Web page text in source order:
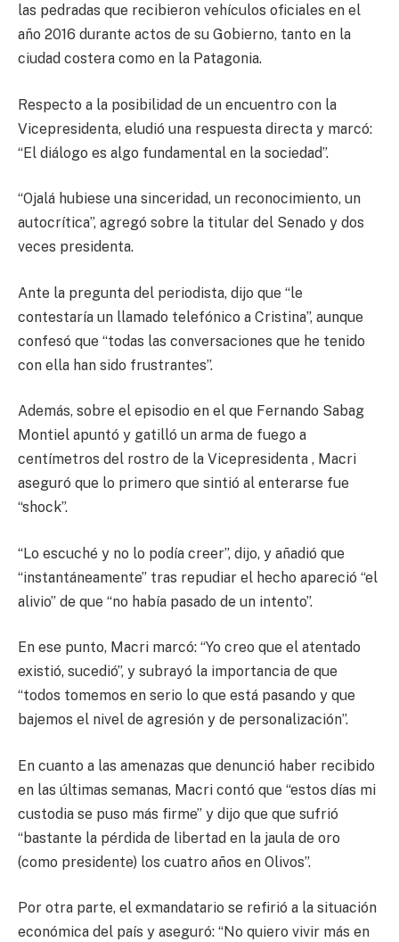
las pedradas que recibieron vehículos oficiales en el
año 2016 durante actos de su Gobierno, tanto en la
ciudad costera como en la Patagonia.
Respecto a la posibilidad de un encuentro con la
Vicepresidenta, eludió una respuesta directa y marcó:
“El diálogo es algo fundamental en la sociedad”.
“Ojalá hubiese una sinceridad, un reconocimiento, un
autocrítica”, agregó sobre la titular del Senado y dos
veces presidenta.
Ante la pregunta del periodista, dijo que “le
contestaría un llamado telefónico a Cristina”, aunque
confesó que “todas las conversaciones que he tenido
con ella han sido frustrantes”.
Además, sobre el episodio en el que Fernando Sabag
Montiel apuntó y gatilló un arma de fuego a
centímetros del rostro de la Vicepresidenta , Macri
aseguró que lo primero que sintió al enterarse fue
“shock”.
“Lo escuché y no lo podía creer”, dijo, y añadió que
“instantáneamente” tras repudiar el hecho apareció “el
alivio” de que “no había pasado de un intento”.
En ese punto, Macri marcó: “Yo creo que el atentado
existió, sucedió”, y subrayó la importancia de que
“todos tomemos en serio lo que está pasando y que
bajemos el nivel de agresión y de personalización”.
En cuanto a las amenazas que denunció haber recibido
en las últimas semanas, Macri contó que “estos días mi
custodia se puso más firme” y dijo que que sufrió
“bastante la pérdida de libertad en la jaula de oro
(como presidente) los cuatro años en Olivos”.
Por otra parte, el exmandatario se refirió a la situación
económica del país y aseguró: “No quiero vivir más en